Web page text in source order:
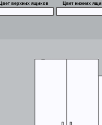
Цвет верхних ящиков Цвет нижних